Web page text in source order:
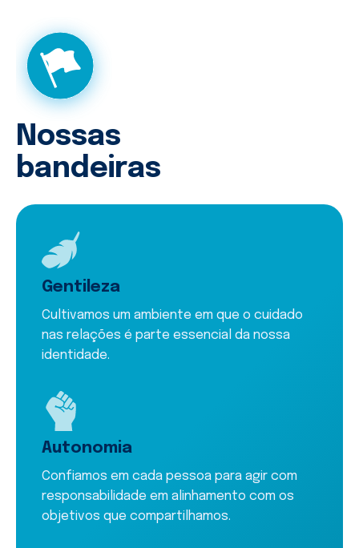
Nossas
bandeiras
Gentileza
Cultivamos um ambiente em que o cuidado
nas relações é parte essencial da nossa
identidade.
Autonomia
Confiamos em cada pessoa para agir com
responsabilidade em alinhamento com os
objetivos que compartilhamos.